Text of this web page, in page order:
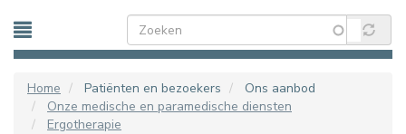
Home Patiënten en bezoekers
Ons aanbod
Onze medische en paramedische diensten
Ergotherapie